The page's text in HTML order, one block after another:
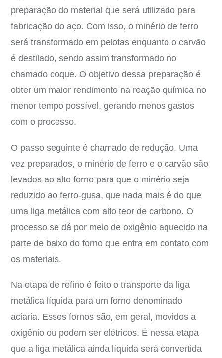
preparação do material que será utilizado para
fabricação do aço. Com isso, o minério de ferro
será transformado em pelotas enquanto o carvão
é destilado, sendo assim transformado no
chamado coque. O objetivo dessa preparação é
obter um maior rendimento na reação química no
menor tempo possível, gerando menos gastos
com o processo.
O passo seguinte é chamado de redução. Uma
vez preparados, o minério de ferro e o carvão são
levados ao alto forno para que o minério seja
reduzido ao ferro-gusa, que nada mais é do que
uma liga metálica com alto teor de carbono. O
processo se dá por meio de oxigênio aquecido na
parte de baixo do forno que entra em contato com
os materiais.
Na etapa de refino é feito o transporte da liga
metálica líquida para um forno denominado
aciaria. Esses fornos são, em geral, movidos a
oxigênio ou podem ser elétricos. É nessa etapa
que a liga metálica ainda líquida será convertida